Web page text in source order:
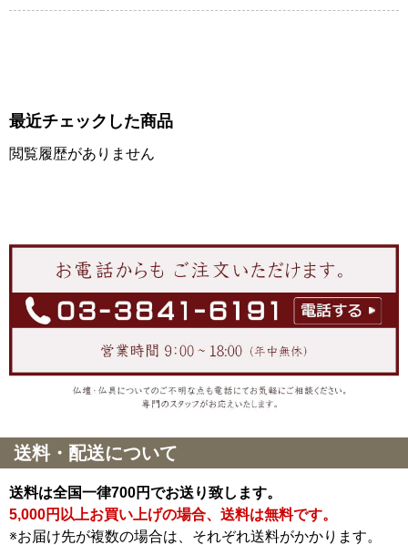
最近チェックした商品
閲覧履歴がありません
送料・配送について
送料は全国一律700円でお送り致します。
5,000円以上お買い上げの場合、送料は無料です。
※お届け先が複数の場合は、それぞれ送料がかかります。